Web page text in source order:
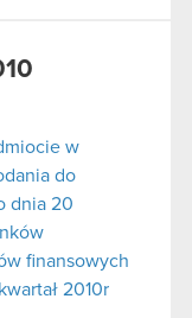
w
do
dnia 20
finansowych
2010r